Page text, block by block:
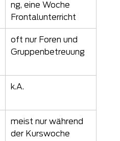
ng, eine Woche
Frontalunterricht
oft nur Foren und
Gruppenbetreuung
k.A.
meist nur während
der Kurswoche